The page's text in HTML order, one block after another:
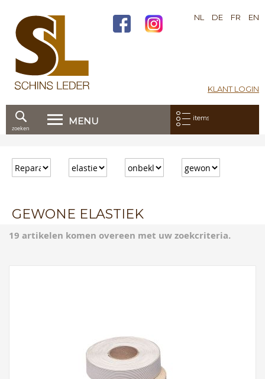
KLANT LOGIN
NL DE FR EN
MENU Mijn bestelling:
items
door
naar
zoeken
GEWONE ELASTIEK
19 artikelen komen overeen met uw zoekcriteria.